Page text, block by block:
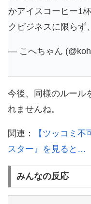
かアイスコーヒー1
クビジネスに限らず
— こへちゃん
今後、同様のルール
れませんね。
関連：
【ツッコミ
スター』を見ると…
みんなの反応